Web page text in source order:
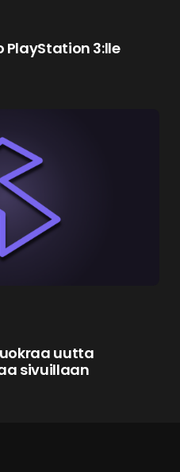
3:lle
uutta
sivuillaan